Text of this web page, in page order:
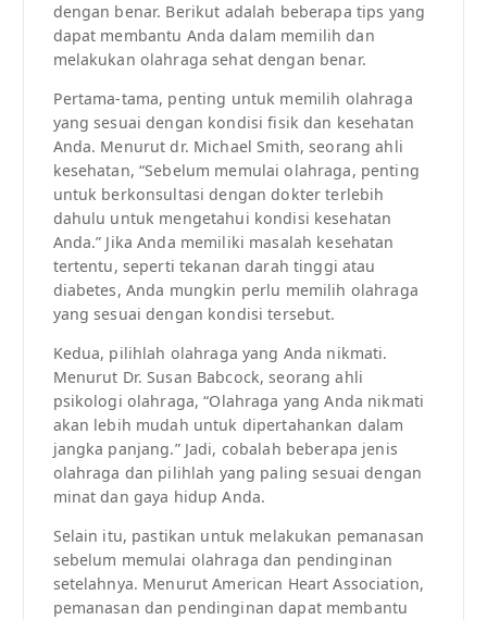
dengan benar. Berikut adalah beberapa tips yang
dapat membantu Anda dalam memilih dan
melakukan olahraga sehat dengan benar.
Pertama-tama, penting untuk memilih olahraga
yang sesuai dengan kondisi fisik dan kesehatan
Anda. Menurut dr. Michael Smith, seorang ahli
kesehatan, “Sebelum memulai olahraga, penting
untuk berkonsultasi dengan dokter terlebih
dahulu untuk mengetahui kondisi kesehatan
Anda.” Jika Anda memiliki masalah kesehatan
tertentu, seperti tekanan darah tinggi atau
diabetes, Anda mungkin perlu memilih olahraga
yang sesuai dengan kondisi tersebut.
Kedua, pilihlah olahraga yang Anda nikmati.
Menurut Dr. Susan Babcock, seorang ahli
psikologi olahraga, “Olahraga yang Anda nikmati
akan lebih mudah untuk dipertahankan dalam
jangka panjang.” Jadi, cobalah beberapa jenis
olahraga dan pilihlah yang paling sesuai dengan
minat dan gaya hidup Anda.
Selain itu, pastikan untuk melakukan pemanasan
sebelum memulai olahraga dan pendinginan
setelahnya. Menurut American Heart Association,
pemanasan dan pendinginan dapat membantu